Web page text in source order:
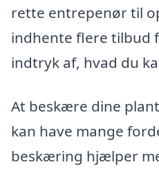
rette entrepenør til
indhente flere tilbud
indtryk af, hvad du
At beskære dine
kan have mange
beskæring hjælper